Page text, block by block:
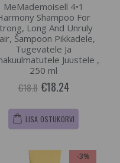
MeMademoisell 4•1
Shampoo For
Long And Unruly
Šampoon Pikkadele,
Tugevatele Ja
Juustele ,
250 ml
€18.8 €18.24
LISA OSTUKORVI
-3%